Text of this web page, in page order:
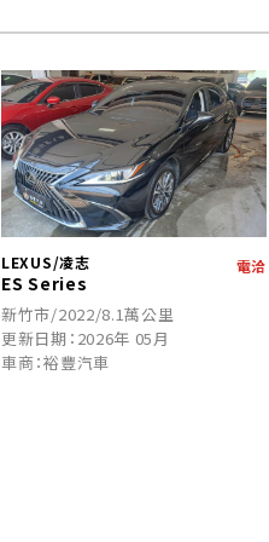
LEXUS/凌志
ES Series
電洽
新竹市/2022/8.1萬公里
更新日期：2026年 05月
車商：裕豐汽車